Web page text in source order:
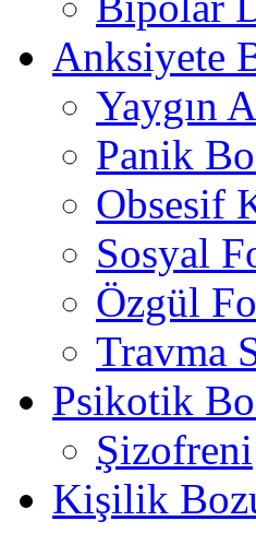
Anksiyete
Yaygın
Panik
Obsesif
Sosyal
Özgül
Travma
Psikotik
Şizofreni
Kişilik